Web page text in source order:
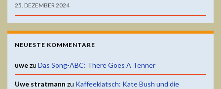
25. DEZEMBER 2024
NEUESTE KOMMENTARE
uwezu Das Song-ABC: There Goes A Tenner
Uwe stratmann zu Kaffeeklatsch: Kate Bush und die